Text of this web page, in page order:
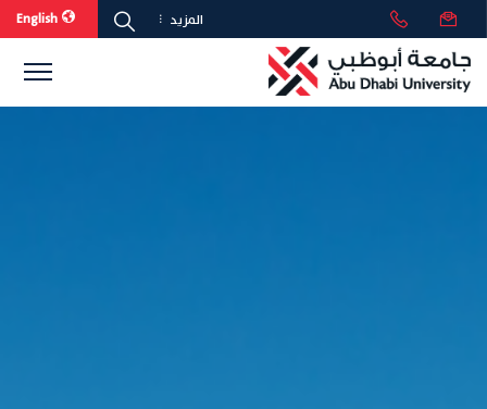
المزيد